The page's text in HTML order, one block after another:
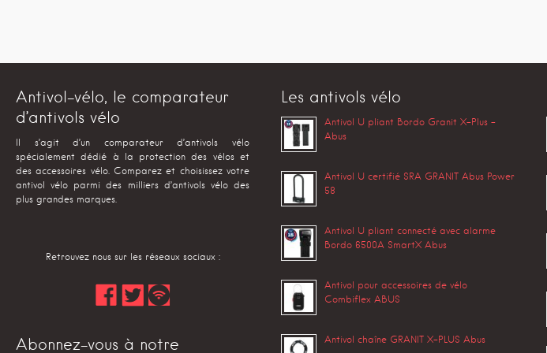
Antivol-vélo, le comparateur
d’antivols vélo
Il s’agit d’un comparateur d’antivols vélo
spécialement dédié à la protection des vélos et
des accessoires vélo. Comparez et choisissez votre
antivol vélo parmi des milliers d’antivols vélo des
plus grandes marques.
Retrouvez nous sur les réseaux sociaux :
Abonnez-vous à notre
Les antivols vélo
Antivol U pliant Bordo Granit X-Plus –
Abus
Antivol U certifié SRA GRANIT Abus Power
58
Antivol U pliant connecté avec alarme
Bordo 6500A SmartX Abus
Antivol pour accessoires de vélo
Combiflex ABUS
Antivol chaîne GRANIT X-PLUS Abus